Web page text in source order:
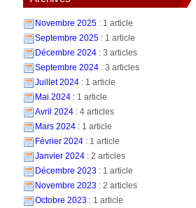
Novembre 2025 : 1 article
Septembre 2025 : 1 article
Décembre 2024 : 3 articles
Septembre 2024 : 3 articles
Juillet 2024 : 1 article
Mai 2024 : 1 article
Avril 2024 : 4 articles
Mars 2024 : 1 article
Février 2024 : 1 article
Janvier 2024 : 2 articles
Décembre 2023 : 1 article
Novembre 2023 : 2 articles
Octobre 2023 : 1 article